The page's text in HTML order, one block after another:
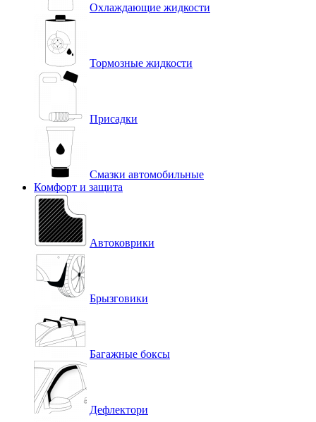
Охлаждающие жидкости
Тормозные жидкости
Присадки
Смазки автомобильные
Комфорт и защита
Автоковрики
Брызговики
Багажные боксы
Дефлектори